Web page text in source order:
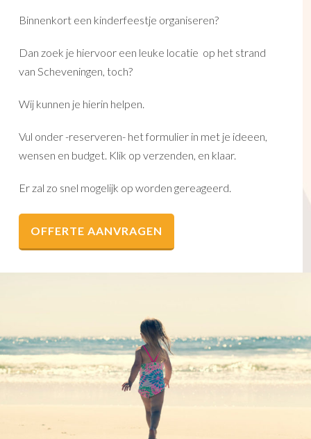
Binnenkort een kinderfeestje organiseren?
Dan zoek je hiervoor een leuke locatie op het strand
van Scheveningen, toch?
Wij kunnen je hierin helpen.
Vul onder -reserveren- het formulier in met je ideeen,
wensen en budget. Klik op verzenden, en klaar.
Er zal zo snel mogelijk op worden gereageerd.
OFFERTE AANVRAGEN